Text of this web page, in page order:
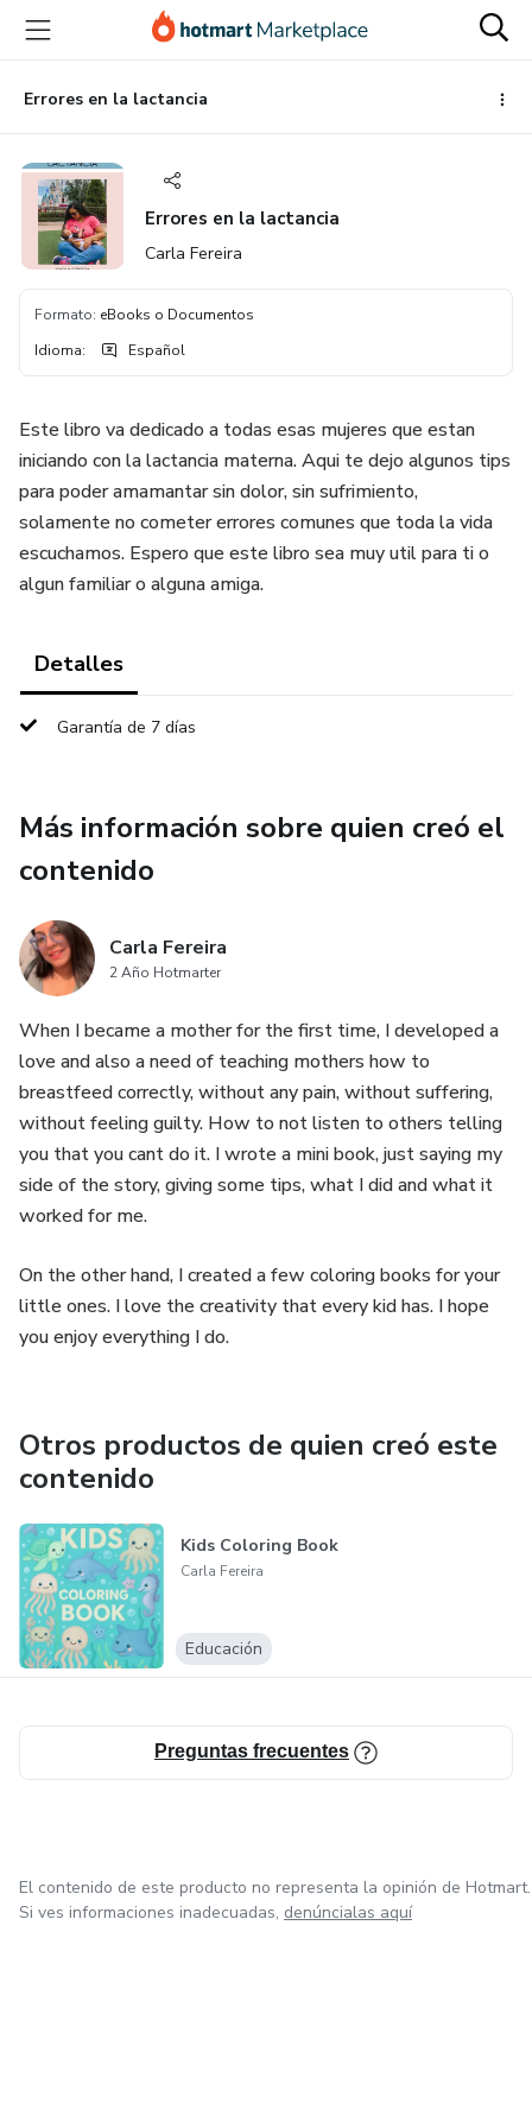
principal
página
de
página
Errores en la lactancia
Errores en la lactancia
Carla Fereira
Formato: eBooks o Documentos
Idioma: Español
Este libro va dedicado a todas esas mujeres que estan
iniciando con la lactancia materna. Aqui te dejo algunos tips
para poder amamantar sin dolor, sin sufrimiento,
solamente no cometer errores comunes que toda la vida
escuchamos. Espero que este libro sea muy util para ti o
algun familiar o alguna amiga.
Detalles
Garantía de 7 días
Más información sobre quien creó el
contenido
Carla Fereira
2 Año Hotmarter
When I became a mother for the first time, I developed a
love and also a need of teaching mothers how to
breastfeed correctly, without any pain, without suffering,
without feeling guilty. How to not listen to others telling
you that you cant do it. I wrote a mini book, just saying my
side of the story, giving some tips, what I did and what it
worked for me.
On the other hand, I created a few coloring books for your
little ones. I love the creativity that every kid has. I hope
you enjoy everything I do.
Otros productos de quien creó este
contenido
Kids Coloring Book
Carla Fereira
Educación
Preguntas frecuentes
El contenido de este producto no representa la opinión de Hotmart.
Si ves informaciones inadecuadas, denúncialas aquí